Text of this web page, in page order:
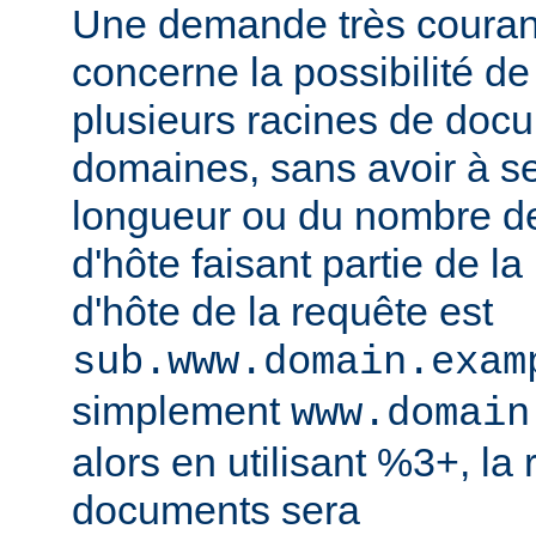
Une demande très
concerne la possibilité
plusieurs racines de
domaines, sans avoir à
longueur ou du nombre
d'hôte faisant partie de
d'hôte de la requête est
simplement
alors en utilisant %3+, la
documents sera